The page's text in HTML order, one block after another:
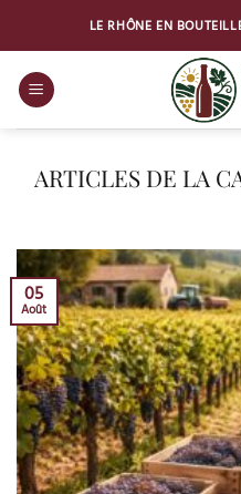
contenu
LE RHÔNE EN
05
Août